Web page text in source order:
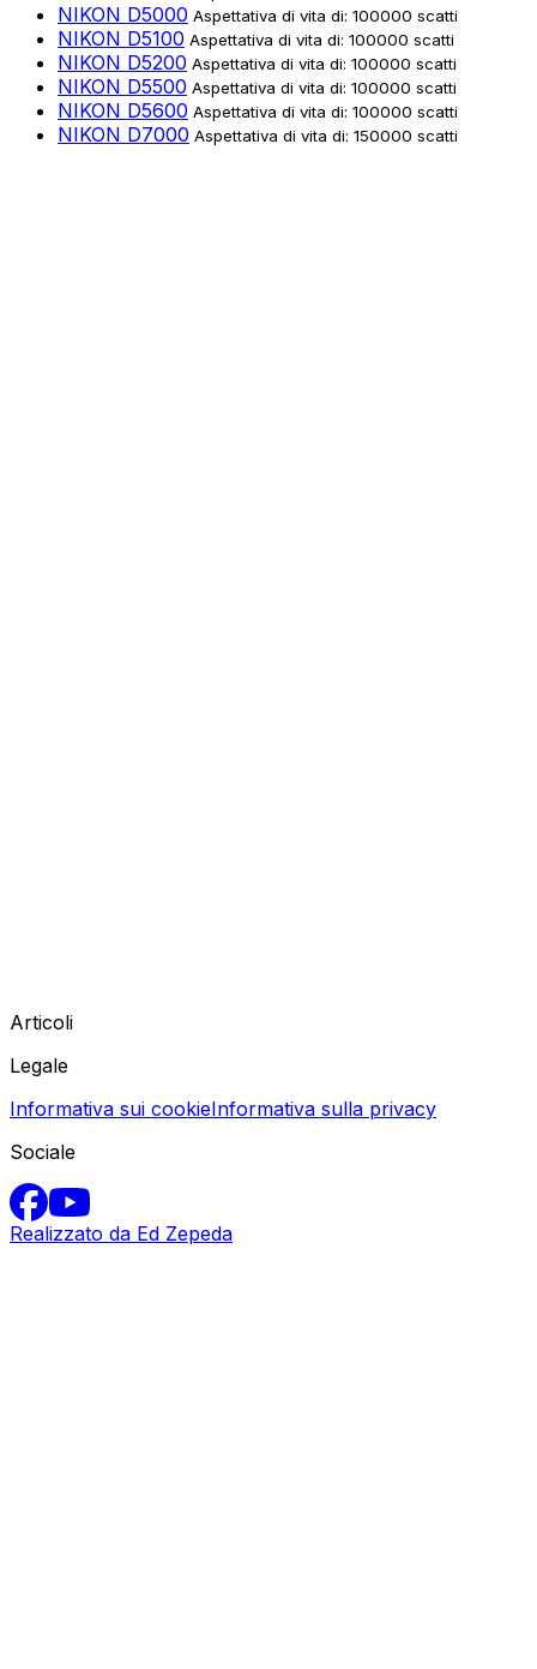
NIKON D5000 Aspettativa di vita di: 100000 scatti
NIKON D5100 Aspettativa di vita di: 100000 scatti
NIKON D5200 Aspettativa di vita di: 100000 scatti
NIKON D5500 Aspettativa di vita di: 100000 scatti
NIKON D5600 Aspettativa di vita di: 100000 scatti
NIKON D7000 Aspettativa di vita di: 150000 scatti
Articoli
Legale
Informativa sui cookieInformativa sulla privacy
Sociale
Realizzato da Ed Zepeda